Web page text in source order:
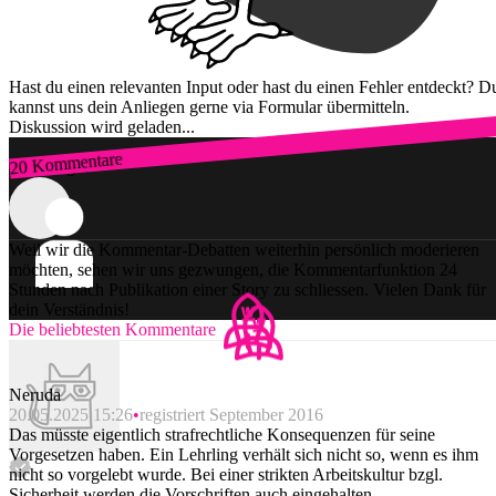
Hast du einen relevanten Input oder hast du einen Fehler entdeckt?
kannst uns dein Anliegen gerne via Formular übermitteln.
Diskussion wird geladen...
20 Kommentare
Zum Login
Weil wir die Kommentar-Debatten weiterhin persönlich moderieren
möchten, sehen wir uns gezwungen, die Kommentarfunktion 24
Stunden nach Publikation einer Story zu schliessen. Vielen Dank für
dein Verständnis!
Die beliebtesten Kommentare
Neruda
20.05.2025 15:26 registriert September 2016
Das müsste eigentlich strafrechtliche Konsequenzen für seine
Vorgesetzen haben. Ein Lehrling verhält sich nicht so, wenn es ihm
nicht so vorgelebt wurde. Bei einer strikten Arbeitskultur bzgl.